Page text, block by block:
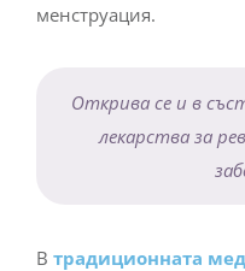
менструация.
Открива се и в
лекарства за
В традиционната